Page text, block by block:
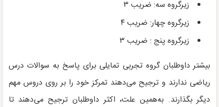
زیرگروه سه: ضریب ۳
زیرگروه چهار: ضریب ۴
زیرگروه پنج : ضریب ۳
بیشتر داوطلبان گروه تجربی تمایلی برای پاسخ به سوالات درس
ریاضی ندارند و ترجیح می‌دهند تمرکز خود را بر روی دروس مهم
دیگر بگذارند. به‌همین علت، اکثر داوطلبان ترجیح می‌دهند تا